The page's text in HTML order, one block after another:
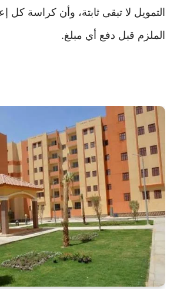
التمويل لا تبقى ثابتة، وأن كراسة كل
الملزم قبل دفع أي مبلغ.